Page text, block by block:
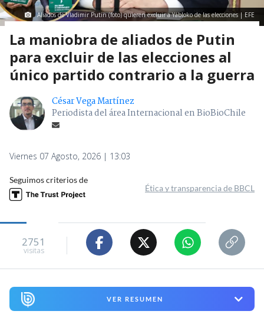
Aliados de Vladimir Putin (foto) quieren excluir a Yábloko de las elecciones | EFE
La maniobra de aliados de Putin
para excluir de las elecciones al
único partido contrario a la guerra
César Vega Martínez
Periodista del área Internacional en BioBioChile
Viernes 07 Agosto, 2026 | 13:03
Seguimos criterios de
Ética y transparencia de BBCL
2751
visitas
VER RESUMEN